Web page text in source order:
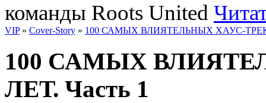
команды Roots United
VIP» Cover-Story » 100 САМЫХ ВЛИЯТЕЛЬНЫХ ХАУС-
100 САМЫХ
ЛЕТ. Часть 1